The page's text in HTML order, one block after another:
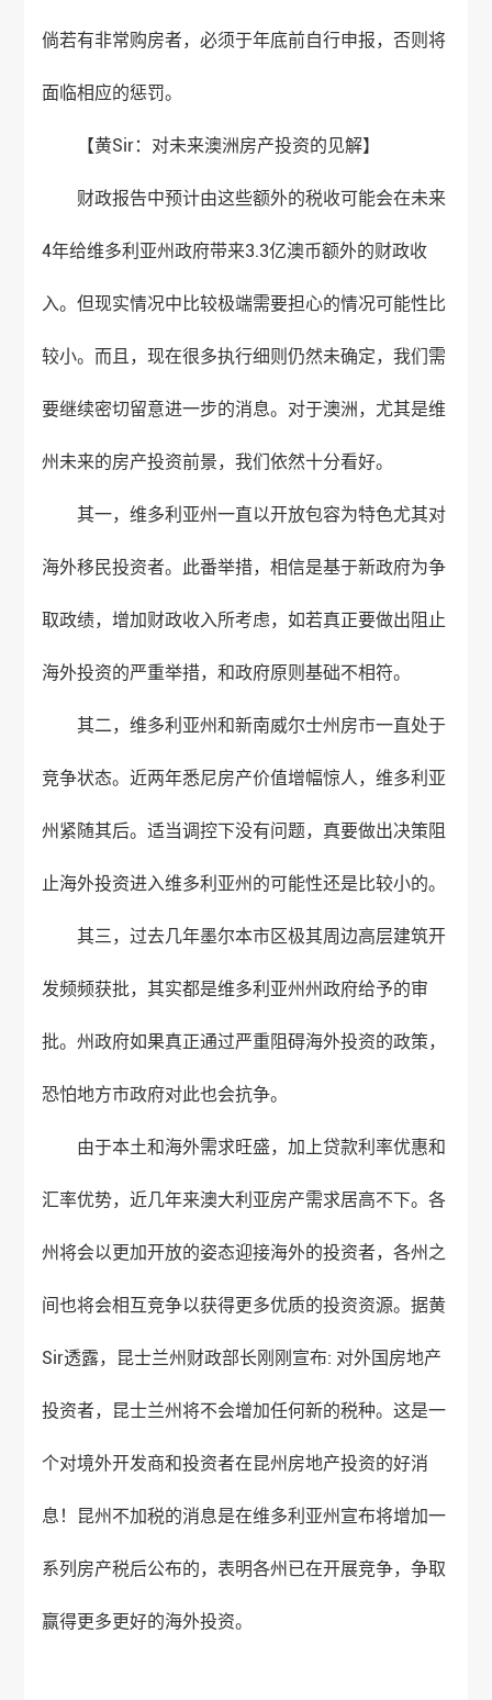
倘若有非常购房者，必须于年底前自行申报，否则将
面临相应的惩罚。
【黄Sir：对未来澳洲房产投资的见解】
财政报告中预计由这些额外的税收可能会在未来
4年给维多利亚州政府带来3.3亿澳币额外的财政收
入。但现实情况中比较极端需要担心的情况可能性比
较小。而且，现在很多执行细则仍然未确定，我们需
要继续密切留意进一步的消息。对于澳洲，尤其是维
州未来的房产投资前景，我们依然十分看好。
其一，维多利亚州一直以开放包容为特色尤其对
海外移民投资者。此番举措，相信是基于新政府为争
取政绩，增加财政收入所考虑，如若真正要做出阻止
海外投资的严重举措，和政府原则基础不相符。
其二，维多利亚州和新南威尔士州房市一直处于
竞争状态。近两年悉尼房产价值增幅惊人，维多利亚
州紧随其后。适当调控下没有问题，真要做出决策阻
止海外投资进入维多利亚州的可能性还是比较小的。
其三，过去几年墨尔本市区极其周边高层建筑开
发频频获批，其实都是维多利亚州州政府给予的审
批。州政府如果真正通过严重阻碍海外投资的政策，
恐怕地方市政府对此也会抗争。
由于本土和海外需求旺盛，加上贷款利率优惠和
汇率优势，近几年来澳大利亚房产需求居高不下。各
州将会以更加开放的姿态迎接海外的投资者，各州之
间也将会相互竞争以获得更多优质的投资资源。据黄
Sir透露，昆士兰州财政部长刚刚宣布: 对外国房地产
投资者，昆士兰州将不会增加任何新的税种。这是一
个对境外开发商和投资者在昆州房地产投资的好消
息！昆州不加税的消息是在维多利亚州宣布将增加一
系列房产税后公布的，表明各州已在开展竞争，争取
赢得更多更好的海外投资。